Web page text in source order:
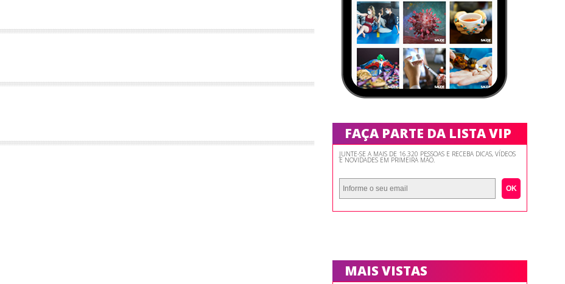
FAÇA PARTE DA LISTA VIP
JUNTE-SE A MAIS DE 16.320 PESSOAS E RECEBA DICAS, VÍDEOS
E NOVIDADES EM PRIMEIRA MÃO.
OK
MAIS VISTAS